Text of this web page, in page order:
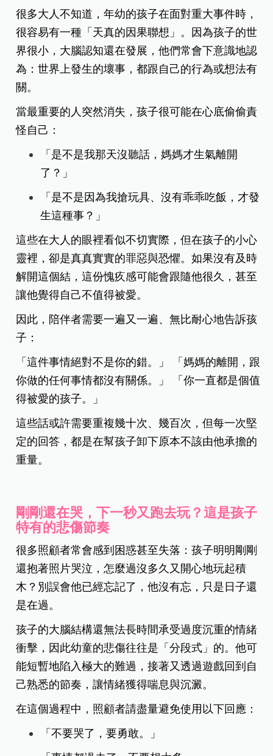
很多大人不知道，年幼的孩子在面對重大事件時，
很容易有一種「天真的因果聯想」。因為孩子的世
界很小，大腦認知還在發展，他們常會下意識地認
為：世界上發生的壞事，都跟自己的行為或想法有
關。
當最重要的人突然消失，孩子很可能在心底偷偷責
怪自己：
「是不是我那天沒聽話，媽媽才生氣離開
了？」
「是不是因為我搶玩具、沒有乖乖吃飯，才發
生這種事？」
這些在大人的眼裡看似不切實際，但在孩子的小心
靈裡，卻是真真實實的罪惡與恐懼。如果沒有及時
解開這個結，這份愧疚感可能會跟隨他很久，甚至
讓他覺得自己不值得被愛。
因此，陪伴者需要一遍又一遍、無比耐心地告訴孩
子：
「這件事情絕對不是你的錯。」 「媽媽的離開，跟
你做的任何事情都沒有關係。」 「你一直都是個值
得被愛的孩子。」
這些話或許需要重複幾十次、幾百次，但每一次堅
定的回答，都是在幫孩子卸下原本不該由他承擔的
重量。
剛剛還在哭，下一秒又跑去玩？這是孩子
特有的悲傷節奏
很多照顧者常會感到困惑甚至失落：孩子明明剛剛
還抱著照片哭泣，怎麼過沒多久又開心地玩起積
木？ 別誤會他已經忘記了，他沒有忘，只是日子還
是在過。
孩子的大腦結構還無法長時間承受過度沉重的情緒
衝擊，因此幼童的悲傷往往是「分段式」的。他可
能短暫地陷入極大的難過，接著又透過遊戲回到自
己熟悉的節奏，讓情緒獲得喘息與沉澱。
在這個過程中，照顧者請盡量避免使用以下回應：
「不要哭了，要勇敢。」